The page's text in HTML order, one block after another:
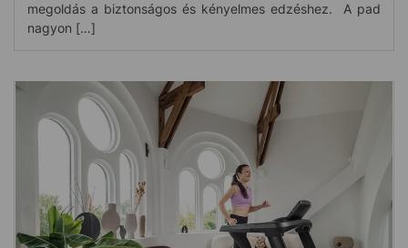
megoldás a biztonságos és kényelmes edzéshez. A pad
nagyon […]